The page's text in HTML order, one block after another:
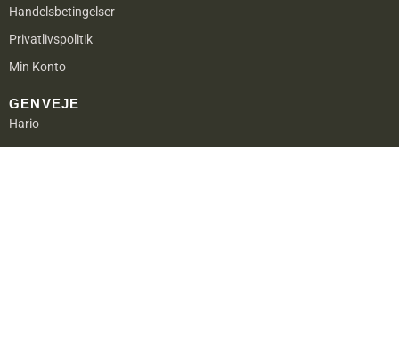
Handelsbetingelser
Privatlivspolitik
Min Konto
GENVEJE
Hario
Aeropress